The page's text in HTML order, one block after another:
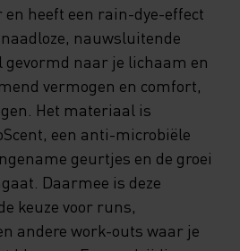
en heeft een rain-dye-effect
nauwsluitende
gevormd naar je lichaam en
vermogen en comfort,
Het materiaal is
een anti-microbiële
geurtjes en de groei
Daarmee is deze
keuze voor runs,
andere work-outs waar je